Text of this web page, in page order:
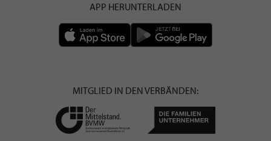
APP HERUNTERLADEN
MITGLIED IN DEN VERBÄNDEN: